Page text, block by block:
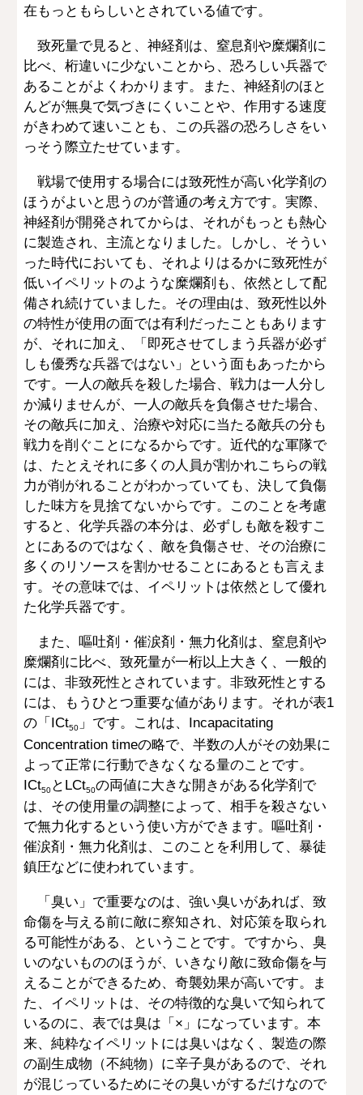
在もっともらしいとされている値です。
致死量で見ると、神経剤は、窒息剤や糜爛剤に
比べ、桁違いに少ないことから、恐ろしい兵器で
あることがよくわかります。また、神経剤のほと
んどが無臭で気づきにくいことや、作用する速度
がきわめて速いことも、この兵器の恐ろしさをい
っそう際立たせています。
戦場で使用する場合には致死性が高い化学剤の
ほうがよいと思うのが普通の考え方です。実際、
神経剤が開発されてからは、それがもっとも熱心
に製造され、主流となりました。しかし、そうい
った時代においても、それよりはるかに致死性が
低いイペリットのような糜爛剤も、依然として配
備され続けていました。その理由は、致死性以外
の特性が使用の面では有利だったこともあります
が、それに加え、「即死させてしまう兵器が必ず
しも優秀な兵器ではない」という面もあったから
です。一人の敵兵を殺した場合、戦力は一人分し
か減りませんが、一人の敵兵を負傷させた場合、
その敵兵に加え、治療や対応に当たる敵兵の分も
戦力を削ぐことになるからです。近代的な軍隊で
は、たとえそれに多くの人員が割かれこちらの戦
力が削がれることがわかっていても、決して負傷
した味方を見捨てないからです。このことを考慮
すると、化学兵器の本分は、必ずしも敵を殺すこ
とにあるのではなく、敵を負傷させ、その治療に
多くのリソースを割かせることにあるとも言えま
す。その意味では、イペリットは依然として優れ
た化学兵器です。
また、嘔吐剤・催涙剤・無力化剤は、窒息剤や
糜爛剤に比べ、致死量が一桁以上大きく、一般的
には、非致死性とされています。非致死性とする
には、もうひとつ重要な値があります。それが表1
の「ICt50 」です。これは、Incapacitating
Concentration timeの略で、半数の人がその効果に
よって正常に行動できなくなる量のことです。
ICt50 とLCt50の両値に大きな開きがある化学剤で
は、その使用量の調整によって、相手を殺さない
で無力化するという使い方ができます。嘔吐剤・
催涙剤・無力化剤は、このことを利用して、暴徒
鎮圧などに使われています。
「臭い」で重要なのは、強い臭いがあれば、致
命傷を与える前に敵に察知され、対応策を取られ
る可能性がある、ということです。ですから、臭
いのないもののほうが、いきなり敵に致命傷を与
えることができるため、奇襲効果が高いです。ま
た、イペリットは、その特徴的な臭いで知られて
いるのに、表では臭は「×」になっています。本
来、純粋なイペリットには臭いはなく、製造の際
の副生成物（不純物）に辛子臭があるので、それ
が混じっているためにその臭いがするだけなので